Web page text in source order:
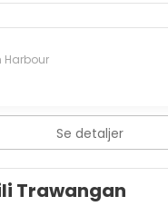
Harbour
Se detaljer
Trawangan